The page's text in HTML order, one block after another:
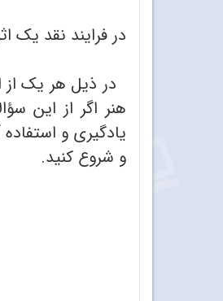
در فرایند نقد یک اثر هنری، چهار
در ذیل هر یک از
هنر اگر از این
یادگیری و
و شروع کنید.